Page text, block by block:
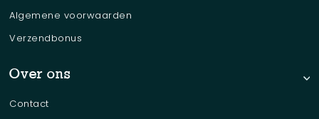
Algemene voorwaarden
Verzendbonus
Over ons
Contact